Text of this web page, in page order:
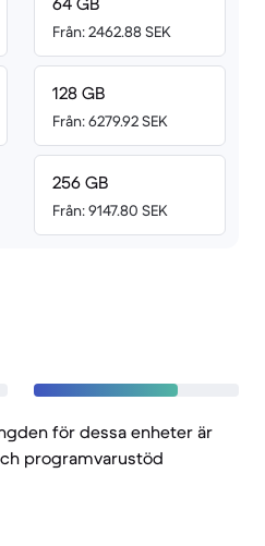
Från: 2462.88 SEK
128 GB
Från: 6279.92 SEK
256 GB
Från: 9147.80 SEK
för dessa enheter är
programvarustöd